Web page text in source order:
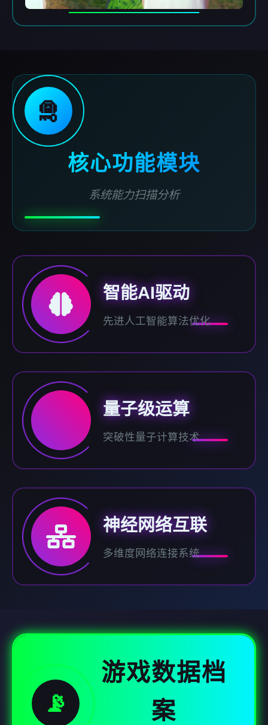
🛅
核心功能模块
系统能力扫描分析
智能AI驱动
先进人工智能算法优化
量子级运算
突破性量子计算技术
神经网络互联
多维度网络连接系统
📡
游戏数据档
案